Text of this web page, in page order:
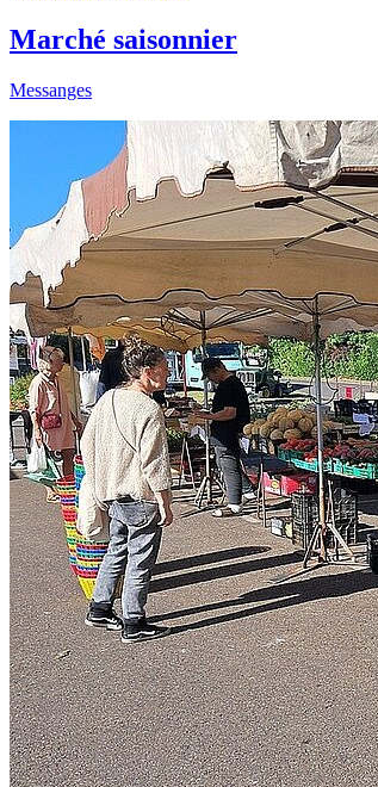
Marché saisonnier
Messanges